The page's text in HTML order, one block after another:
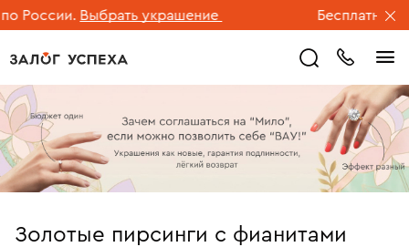
России. Выбрать украшение Бесплатная
Золотые пирсинги с фианитами